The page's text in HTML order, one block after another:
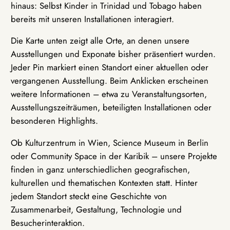
hinaus: Selbst Kinder in Trinidad und Tobago haben
bereits mit unseren Installationen interagiert.
Die Karte unten zeigt alle Orte, an denen unsere
Ausstellungen und Exponate bisher präsentiert wurden.
Jeder Pin markiert einen Standort einer aktuellen oder
vergangenen Ausstellung. Beim Anklicken erscheinen
weitere Informationen – etwa zu Veranstaltungsorten,
Ausstellungszeiträumen, beteiligten Installationen oder
besonderen Highlights.
Ob Kulturzentrum in Wien, Science Museum in Berlin
oder Community Space in der Karibik – unsere Projekte
finden in ganz unterschiedlichen geografischen,
kulturellen und thematischen Kontexten statt. Hinter
jedem Standort steckt eine Geschichte von
Zusammenarbeit, Gestaltung, Technologie und
Besucherinteraktion.